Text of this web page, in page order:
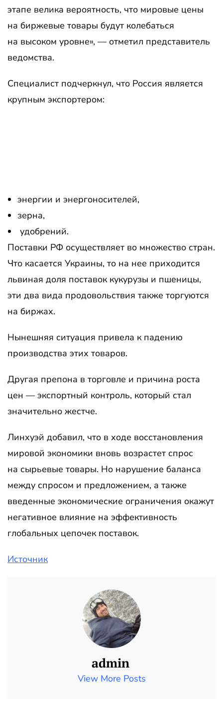
этапе велика вероятность, что мировые цены
на биржевые товары будут колебаться
на высоком уровне», — отметил представитель
ведомства.
Специалист подчеркнул, что Россия является
крупным экспортером:
энергии и энергоносителей,
зерна,
удобрений.
Поставки РФ осуществляет во множество стран.
Что касается Украины, то на нее приходится
львиная доля поставок кукурузы и пшеницы,
эти два вида продовольствия также торгуются
на биржах.
Нынешняя ситуация привела к падению
производства этих товаров.
Другая препона в торговле и причина роста
цен — экспортный контроль, который стал
значительно жестче.
Линхуэй добавил, что в ходе восстановления
мировой экономики вновь возрастет спрос
на сырьевые товары. Но нарушение баланса
между спросом и предложением, а также
введенные экономические ограничения окажут
негативное влияние на эффективность
глобальных цепочек поставок.
Источник
admin
View More Posts